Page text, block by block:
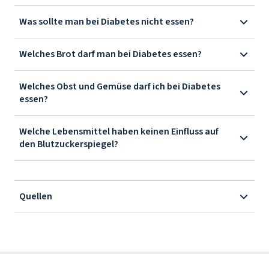
Was sollte man bei Diabetes nicht essen?
Welches Brot darf man bei Diabetes essen?
Welches Obst und Gemüse darf ich bei Diabetes
essen?
Welche Lebensmittel haben keinen Einfluss auf
den Blutzuckerspiegel?
Quellen